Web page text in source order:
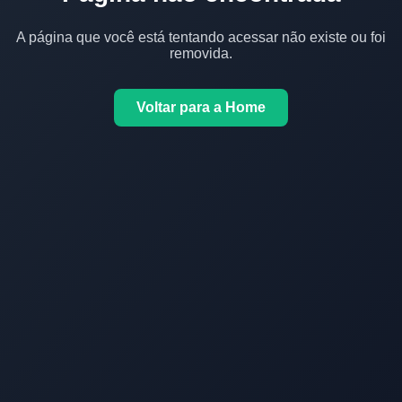
A página que você está tentando acessar não existe ou foi
removida.
Voltar para a Home